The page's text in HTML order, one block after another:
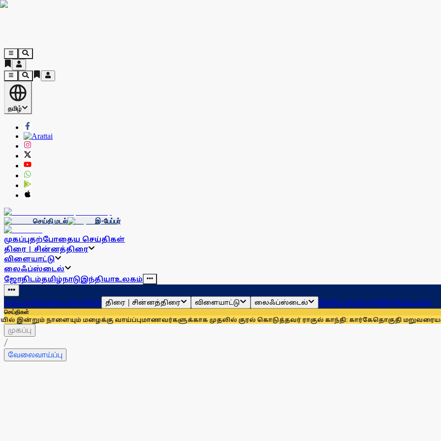
தமிழ்
செய்தி மடல் இ-பேப்பர்
முகப்புதற்போதைய செய்திகள்
திரை | சின்னத்திரை
விளையாட்டு
லைஃப்ஸ்டைல்
ஜோதிடம்தமிழ்நாடுஇந்தியாஉலகம்
முகப்புதற்போதைய செய்திகள் திரை | சின்னத்திரை விளையாட்டு லைஃப்ஸ்டைல் ஜோதிடம்தமிழ்நாடுஇந்தியாஉலகம்
செய்திகள்
மழைக்கு வாய்ப்புமாணவர்களுக்காக முதலில் குரல் கொடுத்தவர் ராகுல் காந்தி: கார்கேதொகுதி மறுவரையறையை
முகப்பு
/
வேலைவாய்ப்பு